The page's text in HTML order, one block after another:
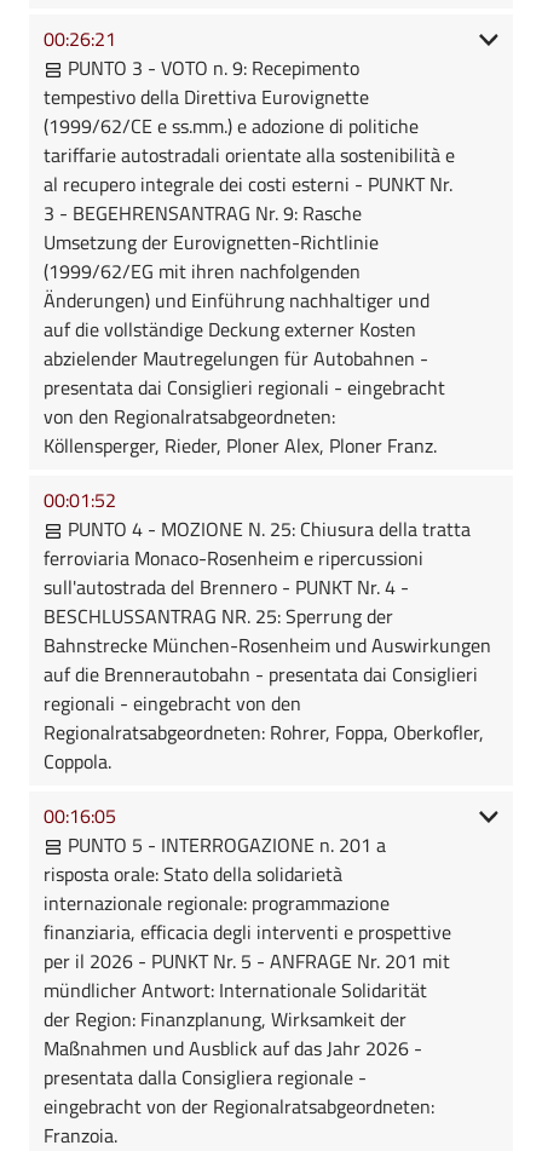
00:26:21
PUNTO 3 - VOTO n. 9: Recepimento
tempestivo della Direttiva Eurovignette
(1999/62/CE e ss.mm.) e adozione di politiche
tariffarie autostradali orientate alla sostenibilità e
al recupero integrale dei costi esterni - PUNKT Nr.
3 - BEGEHRENSANTRAG Nr. 9: Rasche
Umsetzung der Eurovignetten-Richtlinie
(1999/62/EG mit ihren nachfolgenden
Änderungen) und Einführung nachhaltiger und
auf die vollständige Deckung externer Kosten
abzielender Mautregelungen für Autobahnen -
presentata dai Consiglieri regionali - eingebracht
von den Regionalratsabgeordneten:
Köllensperger, Rieder, Ploner Alex, Ploner Franz.
00:01:52
PUNTO 4 - MOZIONE N. 25: Chiusura della tratta
ferroviaria Monaco-Rosenheim e ripercussioni
sull'autostrada del Brennero - PUNKT Nr. 4 -
BESCHLUSSANTRAG NR. 25: Sperrung der
Bahnstrecke München-Rosenheim und Auswirkungen
auf die Brennerautobahn - presentata dai Consiglieri
regionali - eingebracht von den
Regionalratsabgeordneten: Rohrer, Foppa, Oberkofler,
Coppola.
00:16:05
PUNTO 5 - INTERROGAZIONE n. 201 a
risposta orale: Stato della solidarietà
internazionale regionale: programmazione
finanziaria, efficacia degli interventi e prospettive
per il 2026 - PUNKT Nr. 5 - ANFRAGE Nr. 201 mit
mündlicher Antwort: Internationale Solidarität
der Region: Finanzplanung, Wirksamkeit der
Maßnahmen und Ausblick auf das Jahr 2026 -
presentata dalla Consigliera regionale -
eingebracht von der Regionalratsabgeordneten:
Franzoia.